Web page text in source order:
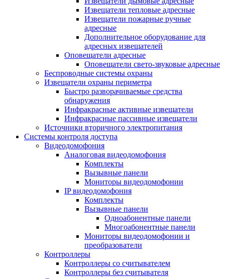
Извещатели тепловые адресные
Извещатели пожарные ручные
адресные
Дополнительное оборудование для
адресных извещателей
Оповещатели адресные
Оповещатели свето-звуковые адресные
Беспроводные системы охраны
Извещатели охраны периметра
Быстро разворачиваемые средства
обнаружения
Инфракрасные активные извещатели
Инфракрасные пассивные извещатели
Источники вторичного электропитания
Системы контроля доступа
Видеодомофония
Аналоговая видеодомофония
Комплекты
Вызывные панели
Мониторы видеодомофонии
IP видеодомофония
Комплекты
Вызывные панели
Одноабонентные панели
Многоабонентные панели
Мониторы видеодомофонии и
преобразователи
Контроллеры
Контроллеры со считывателем
Контроллеры без считывателя